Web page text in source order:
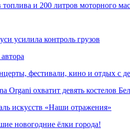
топлива и 200 литров моторного
усилила контроль грузов
фестивали, кино и отдых с
охватит девять костелов
искусств «Наши отражения»
новогодние ёлки города!